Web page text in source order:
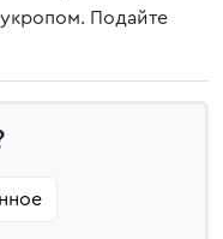
Подайте